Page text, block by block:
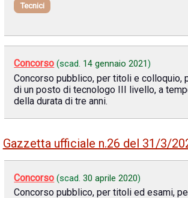
Tecnici
Concorso (scad. 14 gennaio 2021)
Concorso pubblico, per titoli e colloquio,
di un posto di tecnologo III livello, a
della durata di tre anni.
Gazzetta ufficiale n.26 del 31/3/
Concorso (scad.30 aprile 2020)
Concorso pubblico, per titoli ed esami,